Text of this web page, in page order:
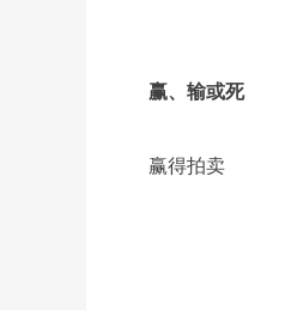
赢、输或死
赢得拍卖